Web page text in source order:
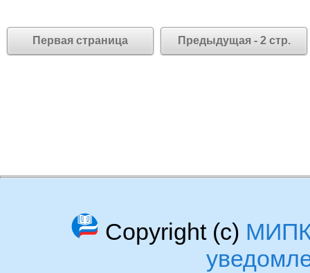
Первая страница Предыдущая - 2 стр.
Copyright (c)